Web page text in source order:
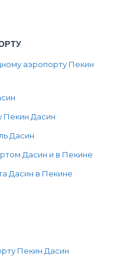
аэропорту Пекин
Пекин Дасин
Дасин
Дасин и в Пекине
Дасин в Пекине
Пекин Дасин